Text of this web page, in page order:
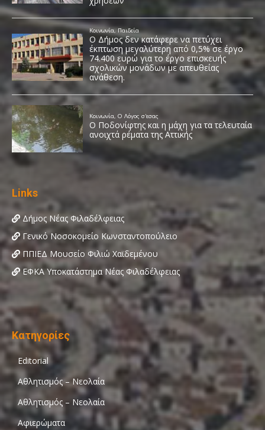
Links
Δήμος Νέας Φιλαδέλφειας
Γενικό Νοσοκομείο Κωνσταντοπούλειο
ΠΠΙΕΔ Μουσείο Φιλιώ Χαϊδεμένου
ΕΦΚΑ Υποκατάστημα Νέας Φιλαδέλφειας
Κατηγορίες
Editorial
Αθλητισμός – Νεολαία
Αθλητισμός – Νεολαία
Αφιερώματα